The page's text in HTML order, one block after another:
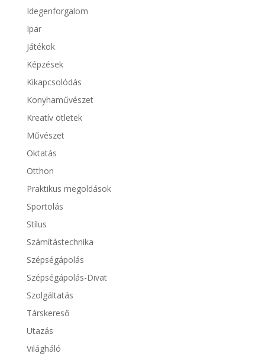
Idegenforgalom
Ipar
Játékok
Képzések
Kikapcsolódás
Konyhaművészet
Kreatív ötletek
Művészet
Oktatás
Otthon
Praktikus megoldások
Sportolás
Stílus
Számítástechnika
Szépségápolás
Szépségápolás-Divat
Szolgáltatás
Társkereső
Utazás
Világháló